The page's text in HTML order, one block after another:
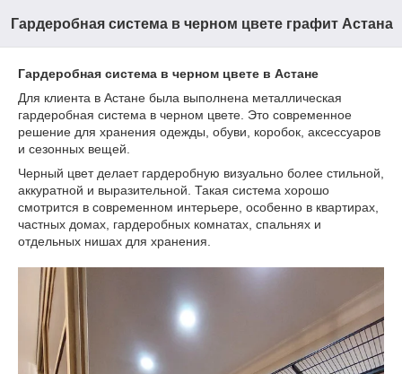
Гардеробная система в черном цвете графит Астана
Гардеробная система в черном цвете в Астане
Для клиента в Астане была выполнена металлическая
гардеробная система в черном цвете. Это современное
решение для хранения одежды, обуви, коробок, аксессуаров
и сезонных вещей.
Черный цвет делает гардеробную визуально более стильной,
аккуратной и выразительной. Такая система хорошо
смотрится в современном интерьере, особенно в квартирах,
частных домах, гардеробных комнатах, спальнях и
отдельных нишах для хранения.